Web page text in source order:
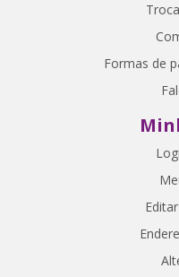
Formas de